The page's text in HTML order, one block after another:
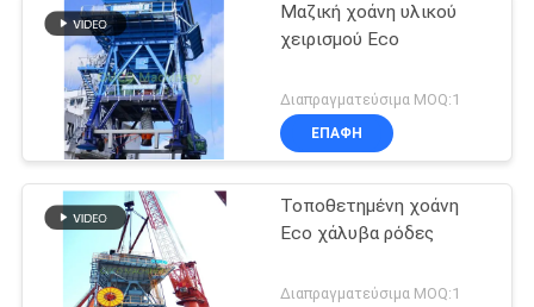
Μαζική χοάνη υλικού
χειρισμού Eco
Διαπραγματεύσιμα MOQ:1
ΕΠΑΦΉ
Τοποθετημένη χοάνη
Eco χάλυβα ρόδες
Διαπραγματεύσιμα MOQ:1